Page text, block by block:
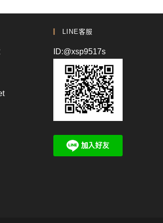
LINE客服
ID:@xsp9517s